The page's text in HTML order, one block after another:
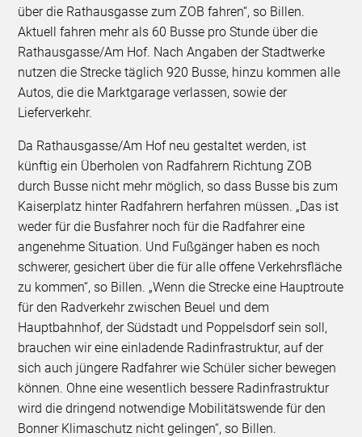
über die Rathausgasse zum ZOB fahren“, so Billen.
Aktuell fahren mehr als 60 Busse pro Stunde über die
Rathausgasse/Am Hof. Nach Angaben der Stadtwerke
nutzen die Strecke täglich 920 Busse, hinzu kommen alle
Autos, die die Marktgarage verlassen, sowie der
Lieferverkehr.
Da Rathausgasse/Am Hof neu gestaltet werden, ist
künftig ein Überholen von Radfahrern Richtung ZOB
durch Busse nicht mehr möglich, so dass Busse bis zum
Kaiserplatz hinter Radfahrern herfahren müssen. „Das ist
weder für die Busfahrer noch für die Radfahrer eine
angenehme Situation. Und Fußgänger haben es noch
schwerer, gesichert über die für alle offene Verkehrsfläche
zu kommen“, so Billen. „Wenn die Strecke eine Hauptroute
für den Radverkehr zwischen Beuel und dem
Hauptbahnhof, der Südstadt und Poppelsdorf sein soll,
brauchen wir eine einladende Radinfrastruktur, auf der
sich auch jüngere Radfahrer wie Schüler sicher bewegen
können. Ohne eine wesentlich bessere Radinfrastruktur
wird die dringend notwendige Mobilitätswende für den
Bonner Klimaschutz nicht gelingen“, so Billen.